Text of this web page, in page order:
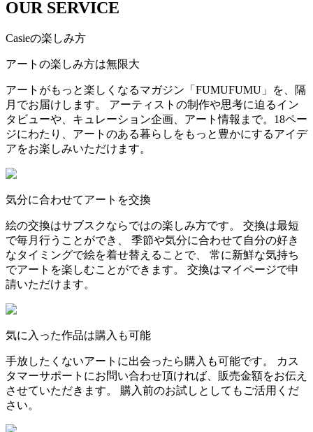
OUR SERVICE
Casieの楽しみ方
アートの楽しみ方は無限大
アートがもっと楽しくなるマガジン「FUMUFUMU」を、隔
月でお届けします。 アーティストの制作や思考に迫るイン
タビューや、キュレーション企画、アート情報まで。18ペー
ジにわたり、アートのある暮らしをもっと豊かにするアイデ
アをお楽しみいただけます。
気分に合わせてアートを交換
絵の交換はサブスクならではの楽しみ方です。 交換は最短
で毎月行うことができ、 季節や気分に合わせて自分の好き
なタイミングで絵を着せ替えることで、 常に新鮮な気持ち
でアートを楽しむことができます。 交換はマイページで申
請いただけます。
気に入った作品は購入も可能
手放したくないアートに出会ったら購入も可能です。 カス
タマーサポートにお問い合わせ頂ければ、販売金額をお伝え
させていただきます。 購入前のお試しとしてもご活用くだ
さい。